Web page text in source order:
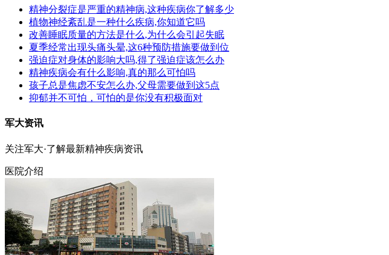
精神分裂症是严重的精神病,这种疾病你了解多少
植物神经紊乱是一种什么疾病,你知道它吗
改善睡眠质量的方法是什么,为什么会引起失眠
夏季经常出现头痛头晕,这6种预防措施要做到位
强迫症对身体的影响大吗,得了强迫症该怎么办
精神疾病会有什么影响,真的那么可怕吗
孩子总是焦虑不安怎么办,父母需要做到这5点
抑郁并不可怕，可怕的是你没有积极面对
军大资讯
关注军大·了解最新精神疾病资讯
医院介绍